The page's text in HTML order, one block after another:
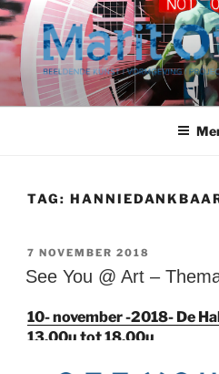
Ga
naar
de
inhoud
TAG:
GEPLAATST
OP
7 NOVEMBER 2018
See You @ Art –
10- november -2018- De
13.00u tot 18.00u